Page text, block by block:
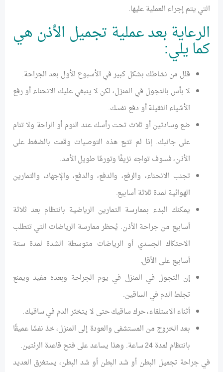
التي يتم إجراء العملية عليها.
الرعاية بعد عملية تجميل الأذن هي
كما يلي:
قلل من نشاطك بشكل كبير في الأسبوع الأول بعد الجراحة.
لا بأس بالتجول في المنزل، لكن لا ينبغي عليك الانحناء أو رفع
الأشياء الثقيلة أو دفع نفسك.
ضع وسادتين أو ثلاث تحت رأسك عند النوم أو الراحة ولا تنام
على جانبك. إذا لم تتبع هذه التوصيات وقمت بالضغط على
الأذن، فسوف تواجه نزيفًا وتورمًا طويل الأمد.
تجنب الانحناء، والرفع، والدفع، والدفع، والإجهاد، والتمارين
الهوائية لمدة ثلاثة أسابيع.
يمكنك البدء بممارسة التمارين الرياضية بانتظام بعد ثلاثة
أسابيع من جراحة الأذن. يُحظر ممارسة الرياضات التي تتطلب
الاحتكاك الجسدي أو الرياضات متوسطة الشدة لمدة ستة
أسابيع على الأقل.
إن التجول في المنزل في يوم الجراحة وبعده مفيد ويمنع
تجلط الدم في الساقين.
أثناء الاستلقاء، حرك ساقيك حتى لا يتخثر الدم في ساقيك.
بعد الخروج من المستشفى والعودة إلى المنزل، خذ نفسًا عميقًا
بانتظام لمدة 24 ساعة. وهذا يساعد على فتح قاعدة الرئتين.
في جراحة تجميل البطن أو شد البطن أو شد البطن، يستغرق العديد